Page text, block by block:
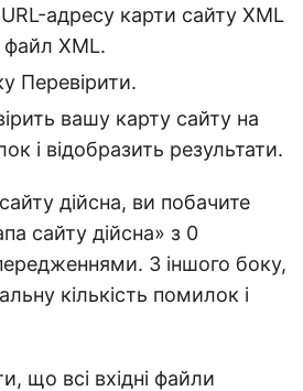
адресу карти сайту XML
файл XML.
Перевірити.
вашу карту сайту на
і відобразить результати.
дійсна, ви побачите
сайту дійсна» з 0
З іншого боку,
кількість помилок і
що всі вхідні файли